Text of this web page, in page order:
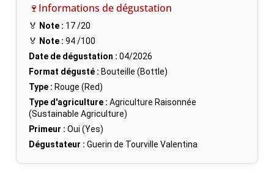
🍷Informations de dégustation
🏅 Note : 17/20
🏅 Note : 94/100
Date de dégustation : 04/2026
Format dégusté : Bouteille (Bottle)
Type : Rouge (Red)
Type d'agriculture : Agriculture Raisonnée
(Sustainable Agriculture)
Primeur : Oui (Yes)
Dégustateur : Guerin de Tourville Valentina